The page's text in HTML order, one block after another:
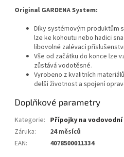
Original GARDENA System:
Díky systémovým produktům
lze ke kohoutu nebo hadici
libovolné zalévací
Vše od začátku do konce lze
zůstává vodotěsné.
Vyrobeno z kvalitních
delší životnost a spojení
Doplňkové parametry
Kategorie: Přípojky na
Záruka:
24 měsíců
EAN: 4078500011334